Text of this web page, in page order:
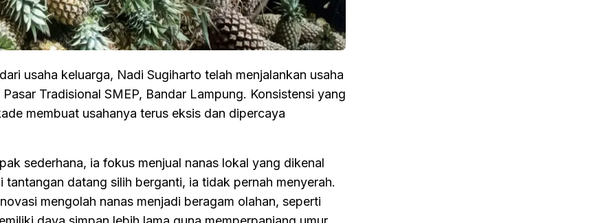
usaha keluarga, Nadi Sugiharto telah menjalankan usaha
Tradisional SMEP, Bandar Lampung. Konsistensi yang
membuat usahanya terus eksis dan dipercaya
sederhana, ia fokus menjual nanas lokal yang dikenal
tantangan datang silih berganti, ia tidak pernah menyerah.
mengolah nanas menjadi beragam olahan, seperti